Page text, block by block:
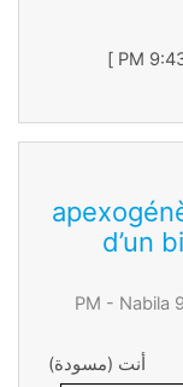
d’un
Nabila
أنت (مسودة)